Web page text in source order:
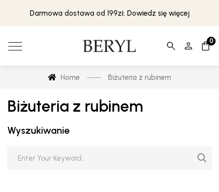
Darmowa dostawa od 199zł. Dowiedz się więcej
0
Home Biżuteria z rubinem
Biżuteria z rubinem
Wyszukiwanie